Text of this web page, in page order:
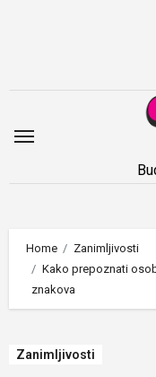
Home
Zanimljivosti
Kako prepoznati
znakova
Zanimljivosti